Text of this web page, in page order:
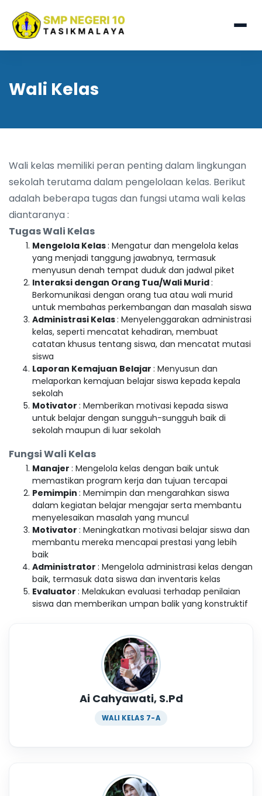
Wali Kelas
Wali kelas memiliki peran penting dalam lingkungan
sekolah terutama dalam pengelolaan kelas. Berikut
adalah beberapa tugas dan fungsi utama wali kelas
diantaranya :
Tugas Wali Kelas
Mengelola Kelas: Mengatur dan mengelola kelas
yang menjadi tanggung jawabnya, termasuk
menyusun denah tempat duduk dan jadwal piket
Interaksi dengan Orang Tua/Wali Murid:
Berkomunikasi dengan orang tua atau wali murid
untuk membahas perkembangan dan masalah siswa
Administrasi Kelas: Menyelenggarakan administrasi
kelas, seperti mencatat kehadiran, membuat
catatan khusus tentang siswa, dan mencatat mutasi
siswa
Laporan Kemajuan Belajar : Menyusun dan
melaporkan kemajuan belajar siswa kepada kepala
sekolah
Motivator : Memberikan motivasi kepada siswa
untuk belajar dengan sungguh-sungguh baik di
sekolah maupun di luar sekolah
Fungsi Wali Kelas
Manajer : Mengelola kelas dengan baik untuk
memastikan program kerja dan tujuan tercapai
Pemimpin : Memimpin dan mengarahkan siswa
dalam kegiatan belajar mengajar serta membantu
menyelesaikan masalah yang muncul
Motivator : Meningkatkan motivasi belajar siswa dan
membantu mereka mencapai prestasi yang lebih
baik
Administrator : Mengelola administrasi kelas dengan
baik, termasuk data siswa dan inventaris kelas
Evaluator : Melakukan evaluasi terhadap penilaian
siswa dan memberikan umpan balik yang konstruktif
Ai Cahyawati, S.Pd
WALI KELAS 7-A